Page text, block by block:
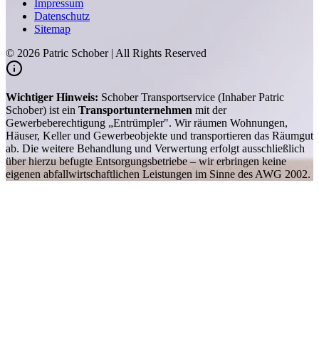
Impressum
Datenschutz
Sitemap
© 2026 Patric Schober | All Rights Reserved
Wichtiger Hinweis: Schober Transportservice (Inhaber Patric
Schober) ist ein Transportunternehmen mit der
Gewerbeberechtigung „Entrümpler". Wir räumen Wohnungen,
Häuser, Keller und Gewerbeobjekte und transportieren das Räumgut
ab. Die weitere Behandlung und Verwertung erfolgt ausschließlich
über hierzu befugte Entsorgungsbetriebe – wir erbringen keine
eigenen abfallwirtschaftlichen Leistungen im Sinne des AWG 2002.